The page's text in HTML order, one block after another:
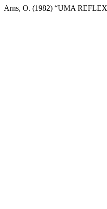
Arns, O. (1982) “UMA